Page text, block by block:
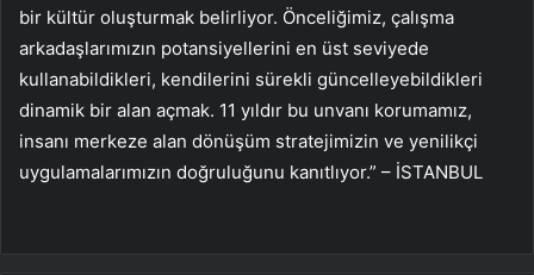
bir kültür oluşturmak belirliyor. Önceliğimiz, çalışma
arkadaşlarımızın potansiyellerini en üst seviyede
kullanabildikleri, kendilerini sürekli güncelleyebildikleri
dinamik bir alan açmak. 11 yıldır bu unvanı korumamız,
insanı merkeze alan dönüşüm stratejimizin ve yenilikçi
uygulamalarımızın doğruluğunu kanıtlıyor.” – İSTANBUL